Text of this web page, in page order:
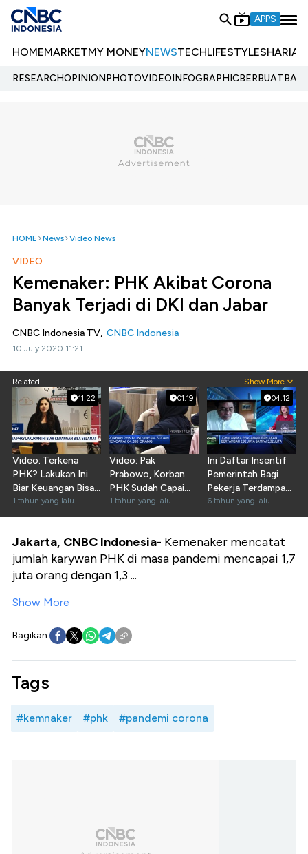
APPS
HOMEMARKETMY MONEYNEWSTECHLIFESTYLESHARIA
RESEARCHOPINIONPHOTOVIDEOINFOGRAPHIC
HOME News Video News
VIDEO
Kemenaker: PHK Akibat Corona
Banyak Terjadi di DKI dan Jabar
CNBC Indonesia TV, CNBC Indonesia
10 July 2020 11:21
Related Show More
11:22
Video: Terkena
PHK? Lakukan Ini
Biar Keuangan Bisa
Selamat
1 tahun yang lalu
01:19
Video: Pak
Prabowo, Korban
PHK Sudah Capai
64 Ribu Orang!
1 tahun yang lalu
04:12
Ini Daftar Insentif
Pemerintah Bagi
Pekerja Terdampak
Corona
6 tahun yang lalu
Jakarta, CNBC Indonesia- Kemenaker mencatat
jumlah karywan PHK di masa pandemi mencapai 1,7
juta orang dengan 1,3 ...
Show More
Bagikan:
Tags
#kemnaker #phk #pandemi corona